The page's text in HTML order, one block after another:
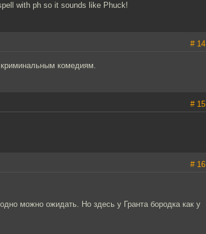
with ph so it sounds like Phuck!
# 14
комедиям.
# 15
# 16
можно ожидать. Но здесь у Гранта бородка как у